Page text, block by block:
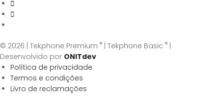
© 2026 | Tekphone Premium ® | Tekphone Basic ®
Desenvolvido por ONITdev
Política de privacidade
Termos e condições
Livro de reclamações